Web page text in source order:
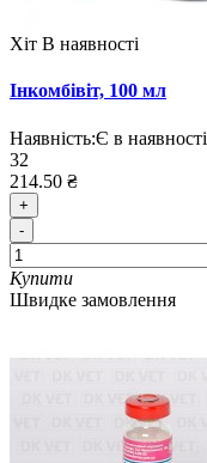
Хіт В наявності
Інкомбівіт, 100 мл
Наявність:Є в наявності
32
214.50 ₴
+
-
Купити
Швидке замовлення